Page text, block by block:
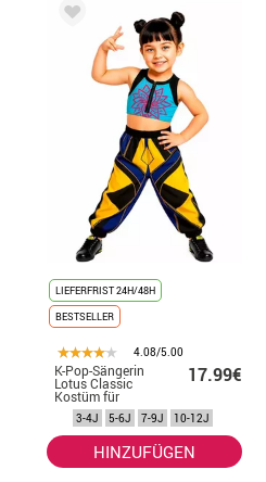
LIEFERFRIST 24H/48H
BESTSELLER
4.08/5.00
K-Pop-Sängerin
Lotus Classic
Kostüm für
Mädchen
17.99€
3-4J 5-6J 7-9J 10-12J
HINZUFÜGEN